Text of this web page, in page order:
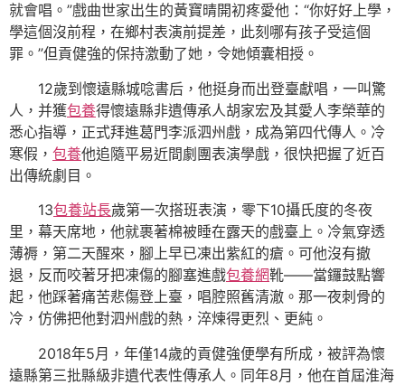
就會唱。”戲曲世家出生的黃寶晴開初疼愛他：“你好好上學，
學這個沒前程，在鄉村表演前提差，此刻哪有孩子受這個
罪。”但貢健強的保持激動了她，令她傾囊相授。
12歲到懷遠縣城唸書后，他挺身而出登臺獻唱，一叫驚
人，并獲包養得懷遠縣非遺傳承人胡家宏及其愛人李榮華的
悉心指導，正式拜進葛門李派泗州戲，成為第四代傳人。冷
寒假， 包養他追隨平易近間劇團表演學戲，很快把握了近百
出傳統劇目。
13包養站長歲第一次搭班表演，零下10攝氏度的冬夜
里，幕天席地，他就裹著棉被睡在露天的戲臺上。冷氣穿透
薄褥，第二天醒來，腳上早已凍出紫紅的瘡。可他沒有撤
退，反而咬著牙把凍傷的腳塞進戲包養網靴——當鑼鼓點響
起，他踩著痛苦悲傷登上臺，唱腔照舊清澈。那一夜刺骨的
冷，仿佛把他對泗州戲的熱，淬煉得更烈、更純。
2018年5月，年僅14歲的貢健強便學有所成，被評為懷
遠縣第三批縣級非遺代表性傳承人。同年8月，他在首屆淮海